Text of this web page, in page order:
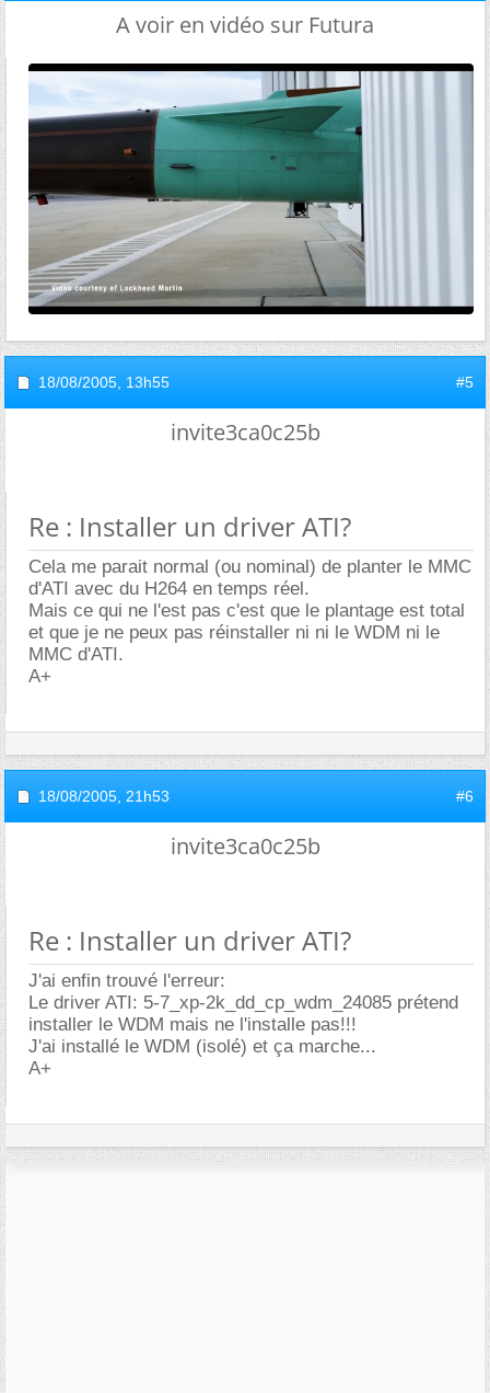
A voir en vidéo sur Futura
18/08/2005, 13h55 #5
invite3ca0c25b
Re : Installer un driver ATI?
Cela me parait normal (ou nominal) de planter le MMC
d'ATI avec du H264 en temps réel.
Mais ce qui ne l'est pas c'est que le plantage est total
et que je ne peux pas réinstaller ni ni le WDM ni le
MMC d'ATI.
A+
18/08/2005, 21h53 #6
invite3ca0c25b
Re : Installer un driver ATI?
J'ai enfin trouvé l'erreur:
Le driver ATI: 5-7_xp-2k_dd_cp_wdm_24085 prétend
installer le WDM mais ne l'installe pas!!!
J'ai installé le WDM (isolé) et ça marche...
A+